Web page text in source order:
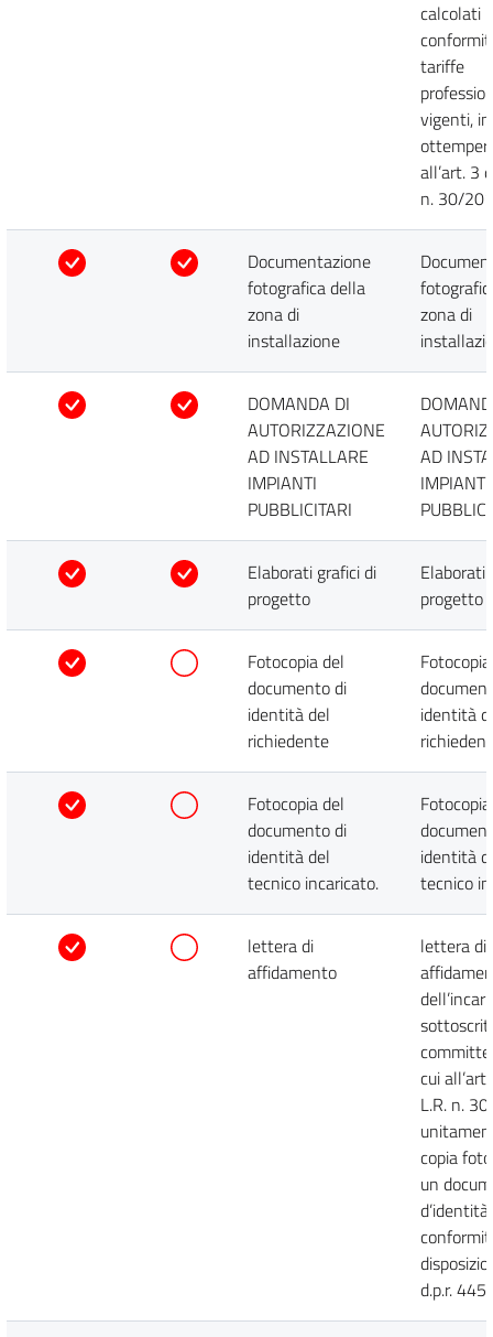
calcolati
tariffe
vigenti, in
all’art. 3
n. 30/
Documentazione
fotografica della
zona di
installazione
zona di
DOMANDA DI
AUTORIZZAZIONE
AD INSTALLARE
IMPIANTI
PUBBLICITARI
AD
IMPIANTI
Elaborati grafici di
progetto
Elaborati
progetto
Fotocopia del
documento di
identità del
richiedente
identità
Fotocopia del
documento di
identità del
tecnico incaricato.
identità
tecnico
lettera di
affidamento
lettera di
cui
L.R. n.
copia
un
d.p.r.